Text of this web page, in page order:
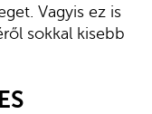
Vagyis ez is
sokkal kisebb